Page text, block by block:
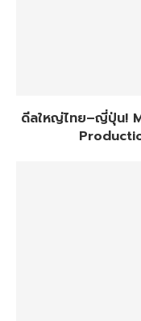
ดีลใหญ่ไทย–ญี่ปุ่น!